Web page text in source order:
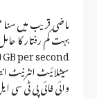
ماضی قریب میں سنا
سیٹلائیٹ انٹرنیٹ
وائی فائی پی ٹی